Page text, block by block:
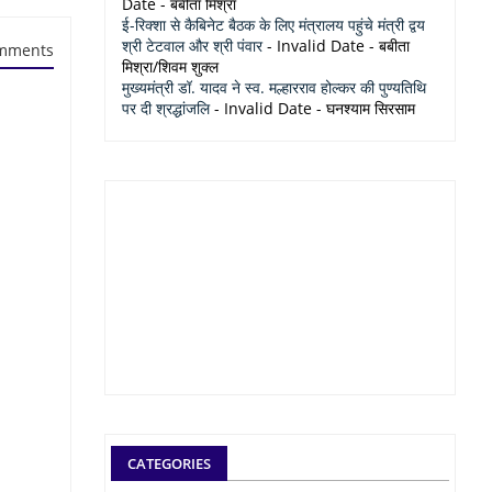
ई-रिक्शा से कैबिनेट बैठक के लिए मंत्रालय पहुंचे मंत्री द्वय
श्री टेटवाल और श्री पंवार- Invalid Date - बबीता
मिश्रा/शिवम शुक्ल
मुख्यमंत्री डॉ. यादव ने स्व. मल्हारराव होल्कर की पुण्यतिथि
पर दी श्रद्धांजलि- Invalid Date - घनश्याम सिरसाम
CATEGORIES